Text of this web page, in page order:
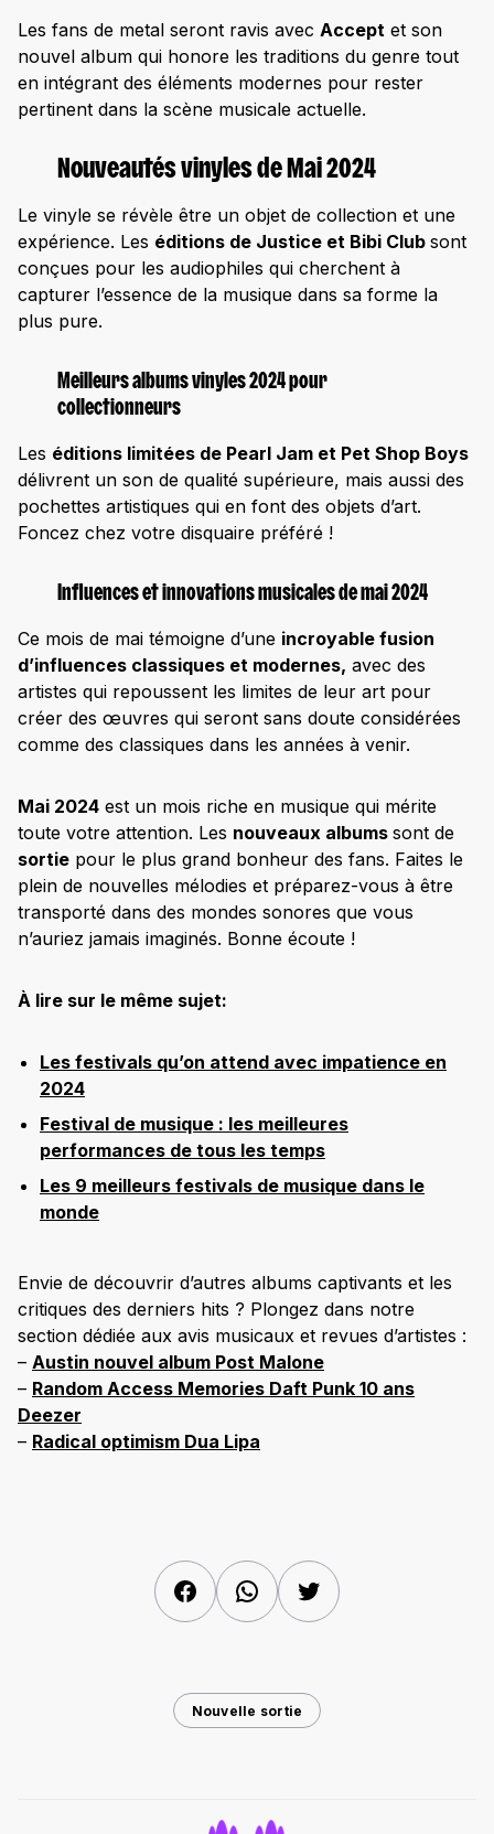
Les fans de metal seront ravis avec Accept et son
nouvel album qui honore les traditions du genre tout
en intégrant des éléments modernes pour rester
pertinent dans la scène musicale actuelle.
Nouveautés vinyles de Mai 2024
Le vinyle se révèle être un objet de collection et une
expérience. Les éditions de Justice et Bibi Club sont
conçues pour les audiophiles qui cherchent à
capturer l’essence de la musique dans sa forme la
plus pure.
Meilleurs albums vinyles 2024 pour
collectionneurs
Les éditions limitées de Pearl Jam et Pet Shop Boys
délivrent un son de qualité supérieure, mais aussi des
pochettes artistiques qui en font des objets d’art.
Foncez chez votre disquaire préféré !
Influences et innovations musicales de mai 2024
Ce mois de mai témoigne d’une incroyable fusion
d’influences classiques et modernes, avec des
artistes qui repoussent les limites de leur art pour
créer des œuvres qui seront sans doute considérées
comme des classiques dans les années à venir.
Mai 2024 est un mois riche en musique qui mérite
toute votre attention. Les nouveaux albums sont de
sortie pour le plus grand bonheur des fans. Faites le
plein de nouvelles mélodies et préparez-vous à être
transporté dans des mondes sonores que vous
n’auriez jamais imaginés. Bonne écoute !
À lire sur le même sujet:
Les festivals qu’on attend avec impatience en
2024
Festival de musique : les meilleures
performances de tous les temps
Les 9 meilleurs festivals de musique dans le
monde
Envie de découvrir d’autres albums captivants et les
critiques des derniers hits ? Plongez dans notre
section dédiée aux avis musicaux et revues d’artistes :
– Austin nouvel album Post Malone
– Random Access Memories Daft Punk 10 ans
Deezer
– Radical optimism Dua Lipa
FacebookWhatsAppTwitter
Nouvelle sortie